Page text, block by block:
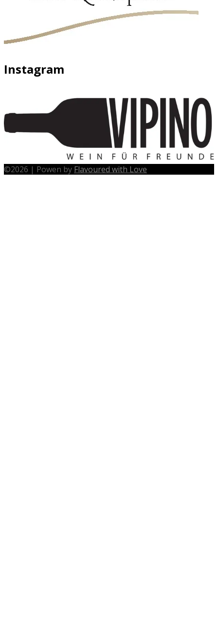
Instagram
©2026 | Powen by Flavoured with Love